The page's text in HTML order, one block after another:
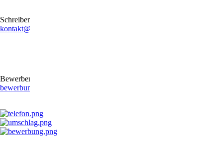
Schreiben Sie uns gerne eine E-Mail
kontakt@stb-becker-zeiler.de
Bewerben Sie sich online oder per E-Mail
bewerbung@stb-becker-zeiler.de